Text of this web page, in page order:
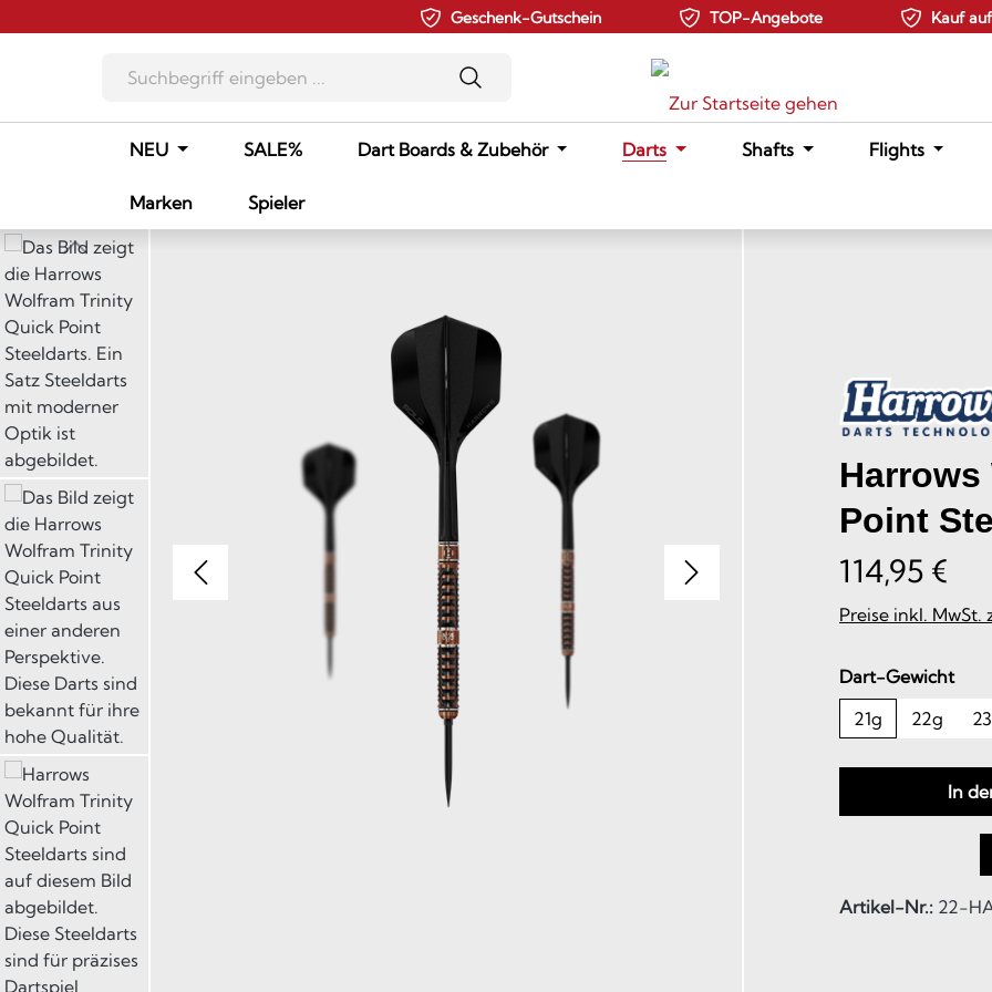
Geschenk-Gutschein TOP-Angebote Kauf
NEU SALE% Dart Boards & Zubehör Darts Shafts Flights
Marken
Spieler
Bildergalerie überspringen
Point
114,95 €
Preise inkl. MwSt.
Dart-Gewicht
21g
22g
In
Artikel-Nr.: 22-